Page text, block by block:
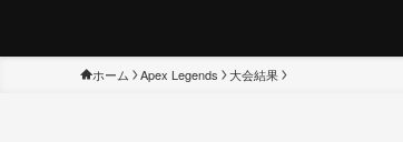
ホーム Apex Legends 大会結果